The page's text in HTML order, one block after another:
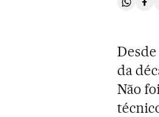
da
Não